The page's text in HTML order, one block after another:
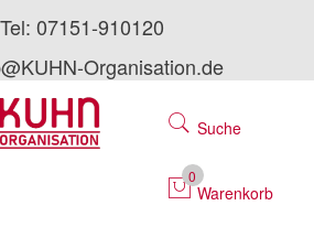
Tel: 07151-910120
Organisation.de
Suche
0
Warenkorb